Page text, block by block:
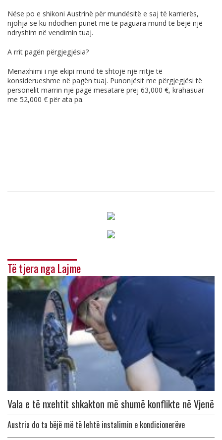
Nëse po e shikoni Austrinë për mundësitë e saj të karrierës,
njohja se ku ndodhen punët më të paguara mund të bëjë një
ndryshim në vendimin tuaj.
A rrit pagën përgjegjësia?
Menaxhimi i një ekipi mund të shtojë një rritje të
konsiderueshme në pagën tuaj. Punonjësit me përgjegjësi të
personelit marrin një pagë mesatare prej 63,000 €, krahasuar
me 52,000 € për ata pa.
Të tjera nga Lajme
Vala e të nxehtit shkakton më shumë konflikte në Vjenë
Austria do ta bëjë më të lehtë instalimin e kondicionerëve